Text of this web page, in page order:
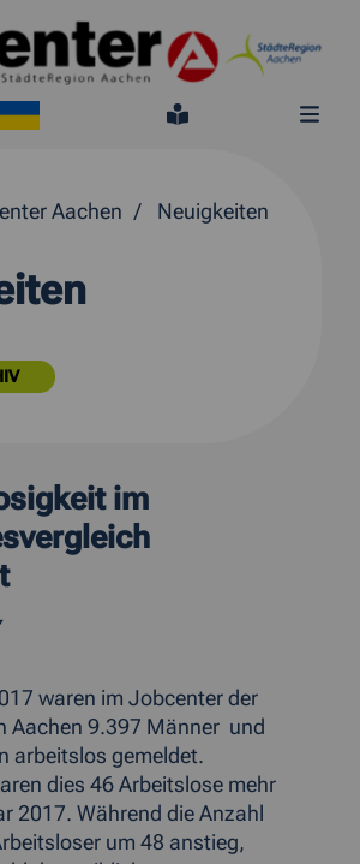
Inhalt
Leichte
Aachen Neuigkeiten
im
waren im Jobcenter der
Aachen 9.397 Männer und
arbeitslos gemeldet.
dies 46 Arbeitslose mehr
2017. Während die Anzahl
um 48 anstieg,